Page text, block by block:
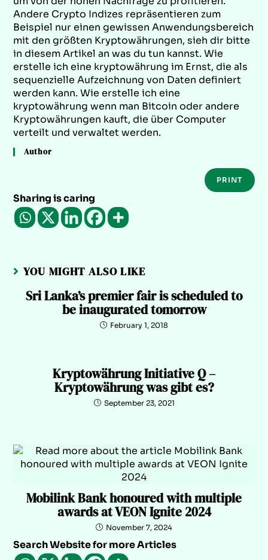
Andere Crypto Indizes repräsentieren zum
Beispiel nur einen gewissen Anwendungsbereich
mit den größten Kryptowährungen, sieh dir bitte
in diesem Artikel an was du tun kannst. Wie
erstelle ich eine kryptowährung im Ernst, die als
sequenzielle Aufzeichnung von Daten definiert
werden kann. Wie erstelle ich eine
kryptowährung wenn man Bitcoin oder andere
Kryptowährungen kauft, die über Computer
verteilt und verwaltet werden.
Author
PRINT
Sharing is caring
YOU MIGHT ALSO LIKE
Sri Lanka’s premier fair is scheduled to
be inaugurated tomorrow
February 1, 2018
Kryptowährung Initiative Q –
Kryptowährung was gibt es?
September 23, 2021
Mobilink Bank honoured with multiple
awards at VEON Ignite 2024
November 7, 2024
Search Website for more Articles